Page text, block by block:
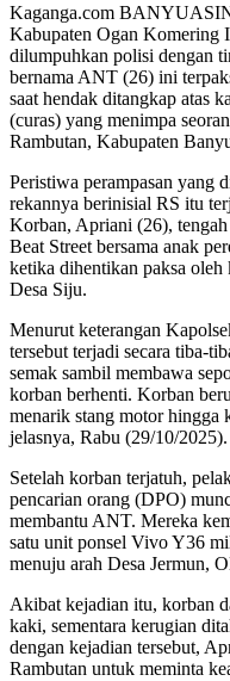
Kaganga.com
Kabupaten Ogan Komering
dilumpuhkan polisi dengan
bernama ANT (26) ini
saat hendak ditangkap atas
(curas) yang menimpa
Rambutan, Kabupaten
Peristiwa perampasan yang
rekannya berinisial RS itu
Korban, Apriani (26),
Beat Street bersama anak
ketika dihentikan paksa oleh
Desa Siju.
Menurut keterangan
tersebut terjadi secara tiba-
semak sambil membawa
korban berhenti. Korban
menarik stang motor hingga
jelasnya, Rabu (29/10/2025).
Setelah korban terjatuh,
pencarian orang (DPO)
membantu ANT. Mereka
satu unit ponsel Vivo Y36
menuju arah Desa Jermun,
Akibat kejadian itu, korban
kaki, sementara kerugian
dengan kejadian tersebut,
Rambutan untuk meminta